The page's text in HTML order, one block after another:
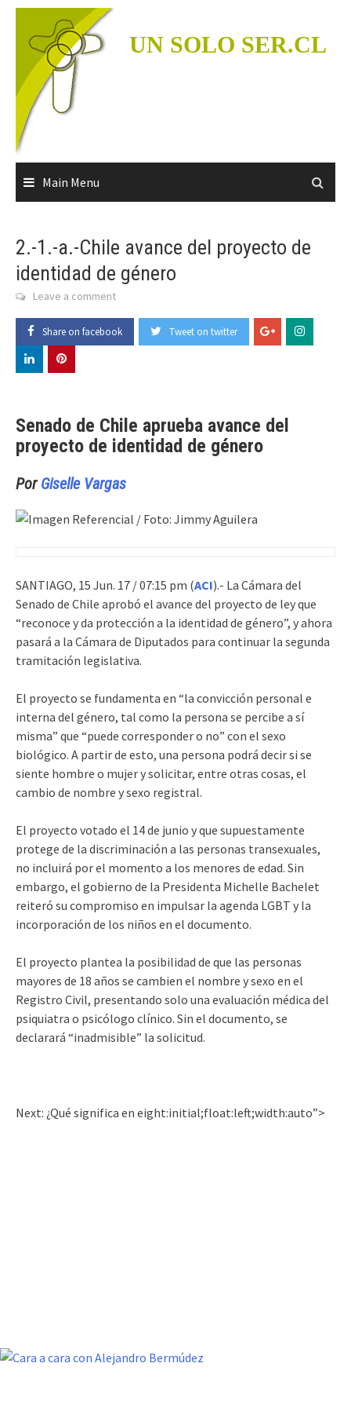
Skip
content
UN SOLO SER.CL
Main Menu
2.-1.-a.-Chile avance del proyecto de
identidad de género
Leave a comment
Share on facebook Tweet on twitter
Senado de Chile aprueba avance del
proyecto de identidad de género
Por Giselle Vargas
SANTIAGO, 15 Jun. 17 / 07:15 pm (ACI).- La Cámara del
Senado de Chile aprobó el avance del proyecto de ley que
“reconoce y da protección a la identidad de género”, y ahora
pasará a la Cámara de Diputados para continuar la segunda
tramitación legislativa.
El proyecto se fundamenta en “la convicción personal e
interna del género, tal como la persona se percibe a sí
misma” que “puede corresponder o no” con el sexo
biológico. A partir de esto, una persona podrá decir si se
siente hombre o mujer y solicitar, entre otras cosas, el
cambio de nombre y sexo registral.
El proyecto votado el 14 de junio y que supuestamente
protege de la discriminación a las personas transexuales,
no incluirá por el momento a los menores de edad. Sin
embargo, el gobierno de la Presidenta Michelle Bachelet
reiteró su compromiso en impulsar la agenda LGBT y la
incorporación de los niños en el documento.
El proyecto plantea la posibilidad de que las personas
mayores de 18 años se cambien el nombre y sexo en el
Registro Civil, presentando solo una evaluación médica del
psiquiatra o psicólogo clínico. Sin el documento, se
declarará “inadmisible” la solicitud.
Next: ¿Qué significa en eight:initial;float:left;width:auto”>